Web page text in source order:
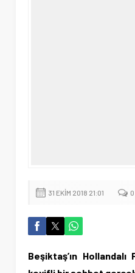
31 EKIM 2018 21:01 0
Beşiktaş’ın